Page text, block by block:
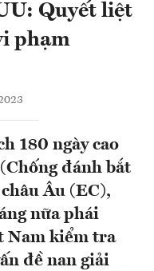
Quyết liệt
phạm
180 ngày cao
đánh bắt
Âu (EC),
nữa phái
Nam kiểm tra
đề nan giải